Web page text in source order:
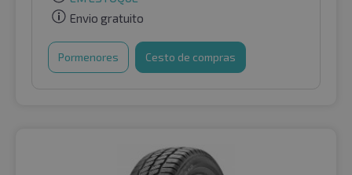
Envio gratuito
Pormenores Cesto de compras